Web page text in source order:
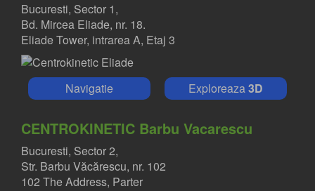
Medic specialist ortopedie-traumatologie
Bucuresti, Sector 1,
Bd. Mircea Eliade, nr. 18.
Eliade Tower, intrarea A, Etaj 3
Navigatie Exploreaza3D
CENTROKINETIC Barbu Vacarescu
Bucuresti, Sector 2,
Str. Barbu Văcărescu, nr. 102
102 The Address, Parter